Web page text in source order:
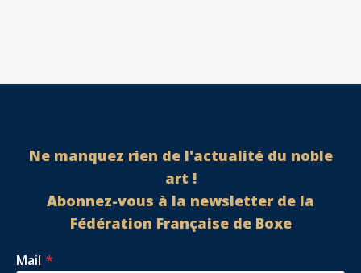
Ne manquez rien de l'actualité du noble
art !
Abonnez-vous à la newsletter de la
Fédération Française de Boxe
Mail *